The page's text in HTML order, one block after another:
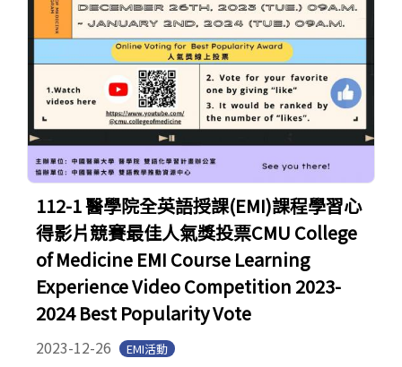
112-1 醫學院全英語授課(EMI)課程學習心
得影片競賽最佳人氣獎投票CMU College
of Medicine EMI Course Learning
Experience Video Competition 2023-
2024 Best Popularity Vote
2023-12-26 EMI活動